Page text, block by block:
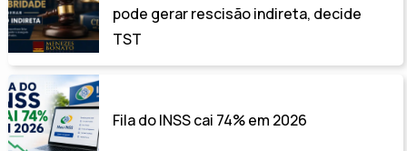
pode gerar rescisão indireta, decide
TST
Fila do INSS cai 74% em 2026